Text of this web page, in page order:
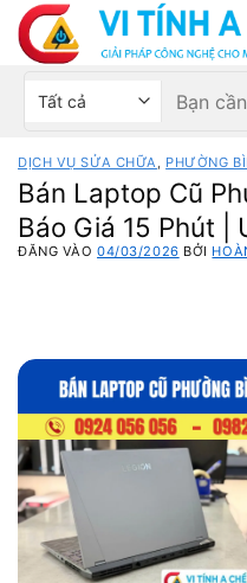
Bỏ
qua
nội
dungChọn
sản
phẩm
Tìm
kiếm:
DỊCH VỤ SỬA CHỮA PHƯỜNG
Bán Laptop Cũ
Báo Giá 15 Phút |
ĐĂNG VÀO04/03/2026 BỞI